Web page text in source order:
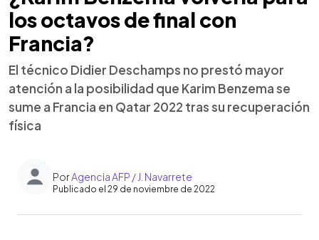
los octavos de final con
Francia?
El técnico Didier Deschamps no prestó mayor
atención a la posibilidad que Karim Benzema se
sume a Francia en Qatar 2022 tras su recuperación
física
PorAgencia AFP / J. Navarrete
Publicado el 29 de noviembre de 2022